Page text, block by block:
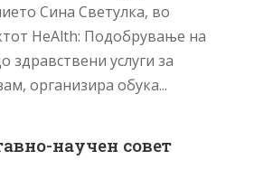
Сина Светулка, во
HeAlth: Подобрување на
здравствени услуги за
организира обука...
научен совет